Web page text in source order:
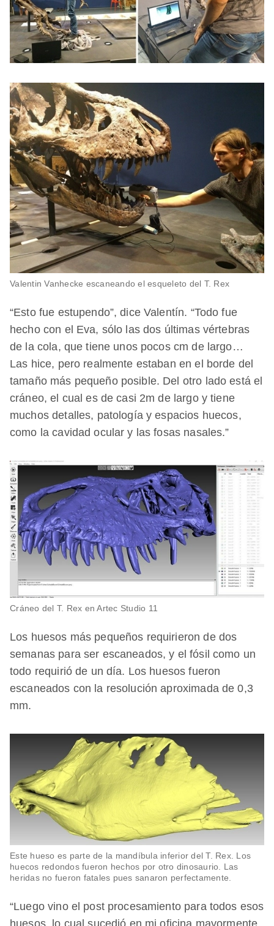
Valentin Vanhecke escaneando el esqueleto del T. Rex
“Esto fue estupendo”, dice Valentín. “Todo fue
hecho con el Eva, sólo las dos últimas vértebras
de la cola, que tiene unos pocos cm de largo…
Las hice, pero realmente estaban en el borde del
tamaño más pequeño posible. Del otro lado está el
cráneo, el cual es de casi 2m de largo y tiene
muchos detalles, patología y espacios huecos,
como la cavidad ocular y las fosas nasales.”
Cráneo del T. Rex en Artec Studio 11
Los huesos más pequeños requirieron de dos
semanas para ser escaneados, y el fósil como un
todo requirió de un día. Los huesos fueron
escaneados con la resolución aproximada de 0,3
mm.
Este hueso es parte de la mandíbula inferior del T. Rex. Los
huecos redondos fueron hechos por otro dinosaurio. Las
heridas no fueron fatales pues sanaron perfectamente.
“Luego vino el post procesamiento para todos esos